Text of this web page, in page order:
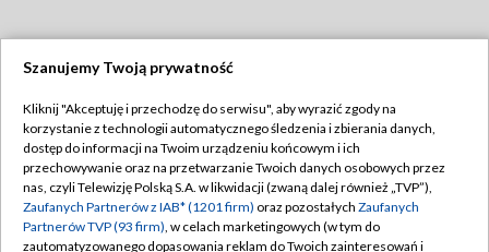
TVP
Abonament TVP
Emisja w TVP
Centrum informacji TVP
Regulamin TVP
Polityka prywatności
Moje zgody
Szanujemy Twoją prywatność
Kliknij "Akceptuję i przechodzę do serwisu", aby wyrazić zgody na
korzystanie z technologii automatycznego śledzenia i zbierania danych,
dostęp do informacji na Twoim urządzeniu końcowym i ich
przechowywanie oraz na przetwarzanie Twoich danych osobowych przez
nas, czyli Telewizję Polską S.A. w likwidacji (zwaną dalej również „TVP”),
Zaufanych Partnerów z IAB* (1201 firm) oraz pozostałych Zaufanych
Partnerów TVP (93 firm), w celach marketingowych (w tym do
zautomatyzowanego dopasowania reklam do Twoich zainteresowań i